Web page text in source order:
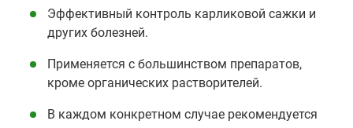
Эффективный контроль карликовой сажки и
других болезней.
Применяется с большинством препаратов,
кроме органических растворителей.
В каждом конкретном случае рекомендуется